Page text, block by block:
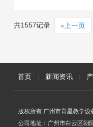
共1557记录 «上一页
首页 新闻资讯
版权所有 广州市育星教学设
公司地址：广州市白云区朝